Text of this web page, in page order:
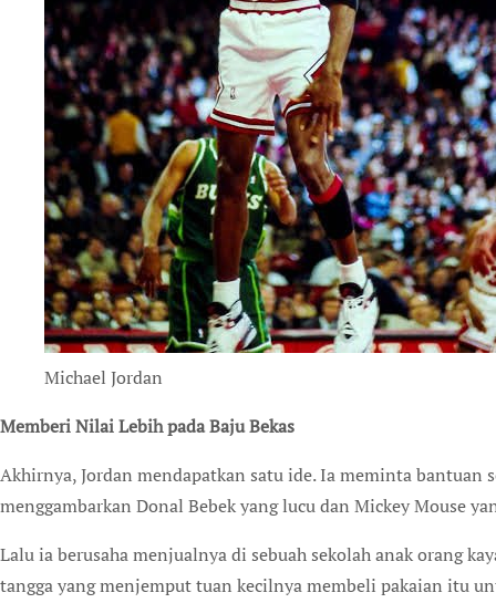
Michael Jordan
Memberi Nilai Lebih pada Baju Bekas
Akhirnya, Jordan mendapatkan satu ide. Ia meminta bantuan
menggambarkan Donal Bebek yang lucu dan Mickey Mouse
Lalu ia berusaha menjualnya di sebuah sekolah anak orang
tangga yang menjemput tuan kecilnya membeli pakaian itu